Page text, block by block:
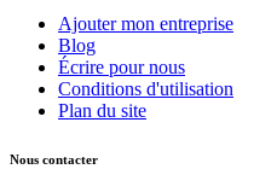
Ajouter mon entreprise
Blog
Écrire pour nous
Conditions d'utilisation
Plan du site
Nous contacter